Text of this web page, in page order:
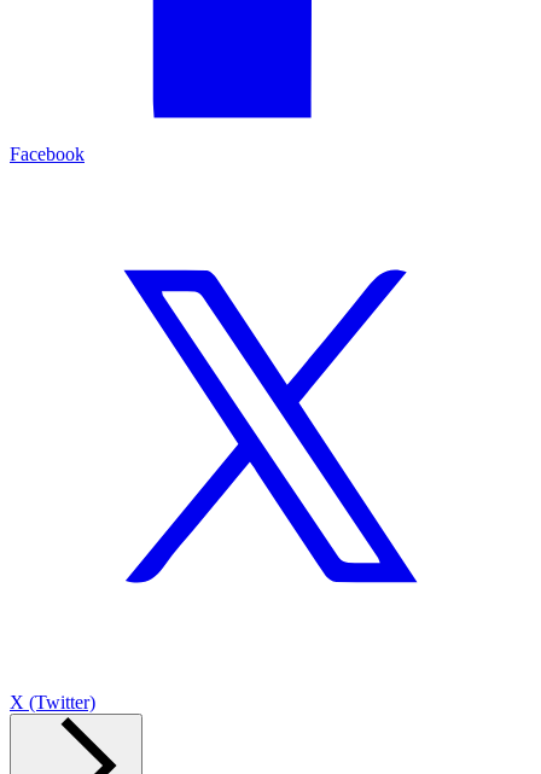
Facebook
X (Twitter)